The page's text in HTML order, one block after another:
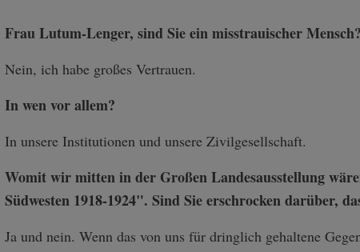
Frau Lutum-Lenger, sind Sie ein misstrauischer Mensch?
Nein, ich habe großes Vertrauen.
In wen vor allem?
In unsere Institutionen und unsere Zivilgesellschaft.
Womit wir mitten in der Großen Landesausstellung
Südwesten 1918-1924". Sind Sie erschrocken darüber,
Ja und nein. Wenn das von uns für dringlich gehaltene